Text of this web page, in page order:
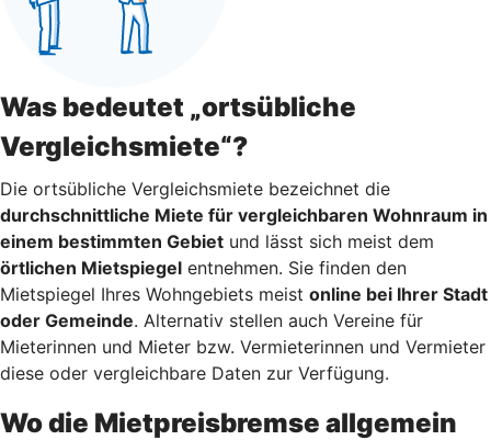
Was bedeutet „ortsübliche
Vergleichsmiete“?
Die ortsübliche Vergleichsmiete bezeichnet die
durchschnittliche Miete für vergleichbaren Wohnraum in
einem bestimmten Gebiet und lässt sich meist dem
örtlichen Mietspiegel entnehmen. Sie finden den
Mietspiegel Ihres Wohngebiets meist online bei Ihrer Stadt
oder Gemeinde. Alternativ stellen auch Vereine für
Mieterinnen und Mieter bzw. Vermieterinnen und Vermieter
diese oder vergleichbare Daten zur Verfügung.
Wo die Mietpreisbremse allgemein